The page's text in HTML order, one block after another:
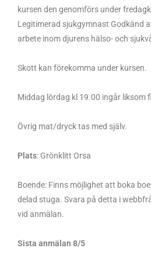
kursen den genomförs under
Legitimerad sjukgymnast Godkänd
arbete inom djurens hälso- och
Skott kan förekomma under kursen.
Middag lördag kl 19.00 ingår liksom
Övrig mat/dryck tas med själv.
Plats: Grönklitt Orsa
Boende: Finns möjlighet att boka
delad stuga. Svara på detta i
vid anmälan.
Sista anmälan 8/5